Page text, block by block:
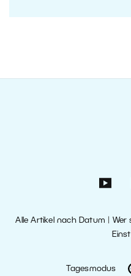
Alle Artikel nach Datum Wer
Tagesmodus